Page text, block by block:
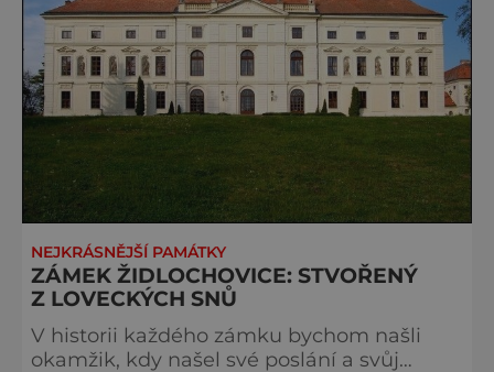
NEJKRÁSNĚJŠÍ PAMÁTKY
ZÁMEK ŽIDLOCHOVICE: STVOŘENÝ
Z LOVECKÝCH SNŮ
V historii každého zámku bychom našli
okamžik, kdy našel své poslání a svůj